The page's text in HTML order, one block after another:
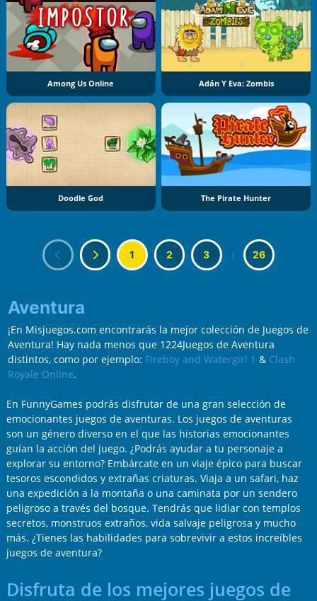
Among Us Online Adán Y Eva: Zombis
Doodle God The Pirate Hunter
1 2 3 | 26
Aventura
¡En Misjuegos.com encontrarás la mejor colección de Juegos de
Aventura! Hay nada menos que 1224Juegos de Aventura
distintos, como por ejemplo: Fireboy and Watergirl 1 & Clash
Royale Online.
En FunnyGames podrás disfrutar de una gran selección de
emocionantes juegos de aventuras. Los juegos de aventuras
son un género diverso en el que las historias emocionantes
guían la acción del juego. ¿Podrás ayudar a tu personaje a
explorar su entorno? Embárcate en un viaje épico para buscar
tesoros escondidos y extrañas criaturas. Viaja a un safari, haz
una expedición a la montaña o una caminata por un sendero
peligroso a través del bosque. Tendrás que lidiar con templos
secretos, monstruos extraños, vida salvaje peligrosa y mucho
más. ¿Tienes las habilidades para sobrevivir a estos increíbles
juegos de aventura?
Disfruta de los mejores juegos de